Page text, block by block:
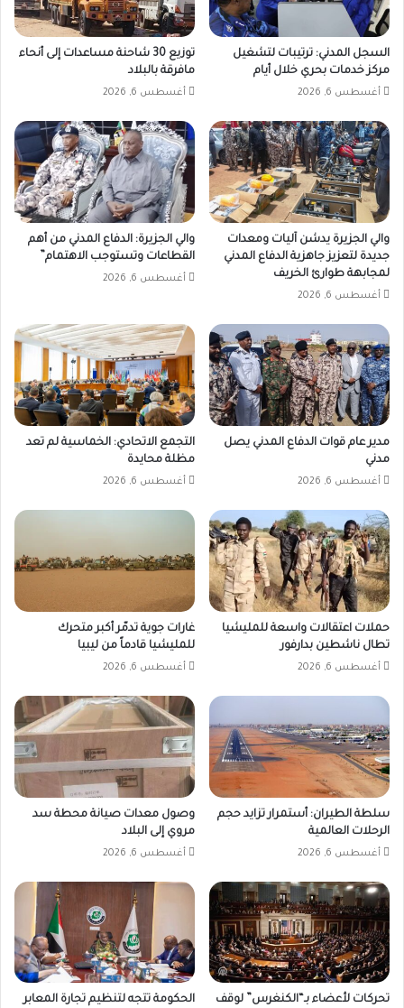
السجل المدني: ترتيبات لتشغيل
مركز خدمات بحري خلال أيام
أغسطس 6, 2026
توزيع 30 شاحنة مساعدات إلى أنحاء
مافرقة بالبلاد
أغسطس 6, 2026
والي الجزيرة يدشن آليات ومعدات
جديدة لتعزيز جاهزية الدفاع المدني
لمجابهة طوارئ الخريف
أغسطس 6, 2026
والي الجزيرة: الدفاع المدني من أهم
القطاعات وتستوجب الاهتمام”
أغسطس 6, 2026
مدير عام قوات الدفاع المدني يصل
مدني
أغسطس 6, 2026
التجمع الاتحادي: الخماسية لم تعد
مظلة محايدة
أغسطس 6, 2026
حملات اعتقالات واسعة للمليشيا
تطال ناشطين بدارفور
أغسطس 6, 2026
غارات جوية تدمّر أكبر متحرك
للمليشيا قادماً من ليبيا
أغسطس 6, 2026
سلطة الطيران: أستمرار تزايد حجم
الرحلات العالمية
أغسطس 6, 2026
وصول معدات صيانة محطة سد
مروي إلى البلاد
أغسطس 6, 2026
تحركات لأعضاء بـ“الكنغرس” لوقف
الحكومة تتجه لتنظيم تجارة المعابر